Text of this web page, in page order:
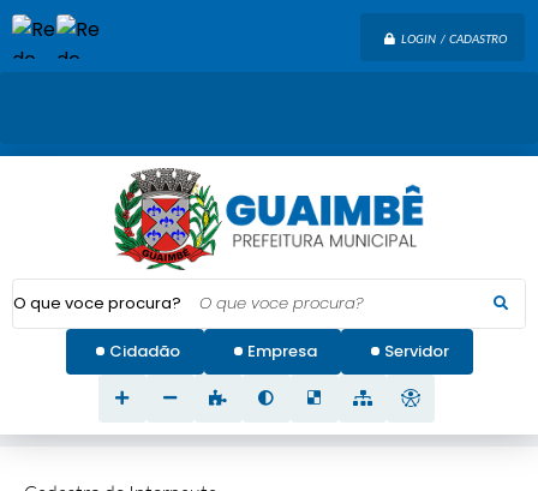
LOGIN / CADASTRO
O que voce procura?
Cidadão Empresa Servidor